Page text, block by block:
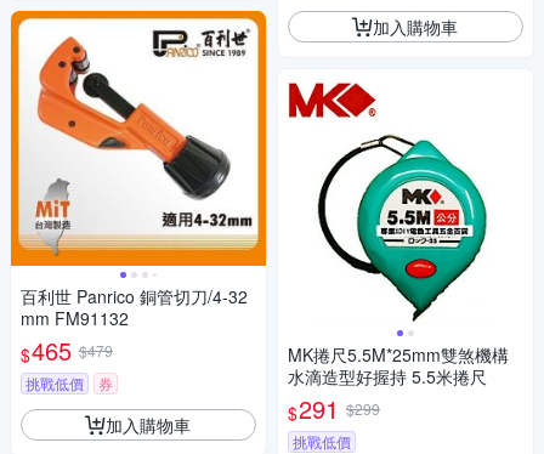
百利世 Panrico 銅管切刀/4-32
mm FM91132
$465 $479
挑戰低價
券
加入購物車
加入購物車
MK捲尺5.5M*25mm雙煞機構
水滴造型好握持 5.5米捲尺
$291 $299
挑戰低價